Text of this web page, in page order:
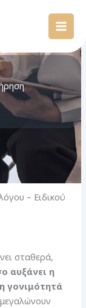
– Ειδικού
σταθερά,
αυξάνει η
γονιμότητά